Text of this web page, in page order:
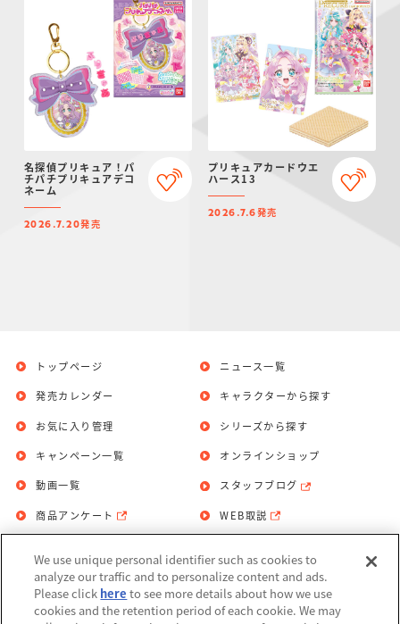
名探偵プリキュア！パ
チパチプリキュアデコ
ネーム
2026.7.20発売
プリキュアカードウエ
ハース13
2026.7.6発売
トップページ
発売カレンダー
お気に入り管理
ニュース一覧
キャラクターから探す
シリーズから探す
キャンペーン一覧
動画一覧
商品アンケート
オンラインショップ
スタッフブログ
WEB取説
お問い合わせ 個人情報保護方針
利用規約
We use unique personal identifier such as cookies to
analyze our traffic and to personalize content and ads.
Please click here to see more details about how we use
cookies and the retention period of each cookie. We may